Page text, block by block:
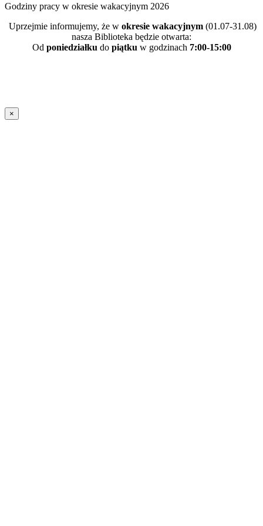
Godziny pracy w okresie wakacyjnym 2026
Uprzejmie informujemy, że w okresie wakacyjnym (01.07-31.08)
nasza Biblioteka będzie otwarta:
Od poniedziałku do piątku w godzinach 7:00-15:00
×